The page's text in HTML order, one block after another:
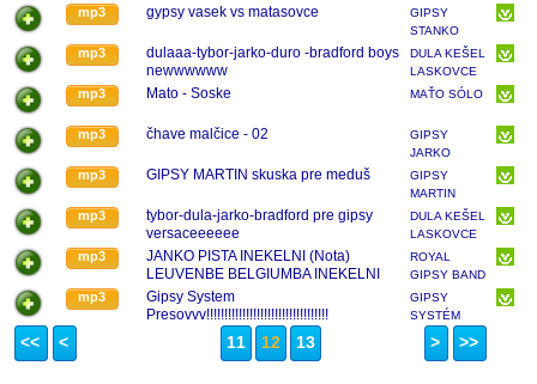
TEPLIČKA
KLAUNI
mp3 gypsy vasek vs matasovce
GIPSY
STANKO
mp3
dulaaa-tybor-jarko-duro -bradford boys
newwwwww
DULA KEŠEL
LASKOVCE
mp3 Mato - Soske MAŤO SÓLO
mp3 čhave malčice - 02
GIPSY
JARKO
MALČICE
mp3 GIPSY MARTIN skuska pre meduš
GIPSY
MARTIN
TEPLIČKA
KLAUNI
mp3
tybor-dula-jarko-bradford pre gipsy
versaceeeeee
DULA KEŠEL
LASKOVCE
mp3
JANKO PISTA INEKELNI (Nota)
LEUVENBE BELGIUMBA INEKELNI
ROYAL
GIPSY BAND
RENE BIKAR
mp3
Gipsy System
Presovvv!!!!!!!!!!!!!!!!!!!!!!!!!!!!!!!!!!
GIPSY
SYSTÉM
<< < 11 12 13 > >>